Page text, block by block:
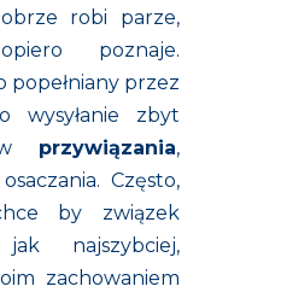
robi parze,
poznaje.
popełniany przez
wysyłanie zbyt
przywiązania,
Często,
by związek
najszybciej,
zachowaniem